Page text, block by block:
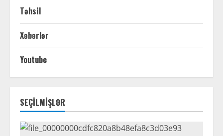
Təhsil
Xəbərlər
Youtube
SEÇİLMİŞLƏR